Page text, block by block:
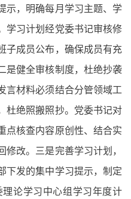
示，明确每月学习主题、学
学习计划经党委书记审核修
子成员公布，确保成员有充
是健全审核制度，杜绝抄袭
言材料必须结合分管领域工
杜绝照搬照抄。党委书记对
点核查内容原创性、结合实
改。三是完善学习计划，
下发的集中学习提示，制定
论学习中心组学习年度计